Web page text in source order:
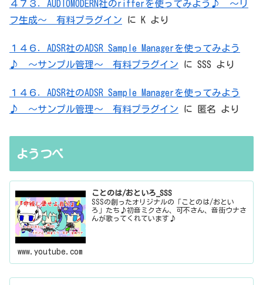
４７３．AUDIOMODERN社のrifferを使ってみよう♪ ～リ
フ生成～ 有料プラグイン に K より
１４６．ADSR社のADSR Sample Managerを使ってみよう
♪ ～サンプル管理～ 有料プラグイン に SSS より
１４６．ADSR社のADSR Sample Managerを使ってみよう
♪ ～サンプル管理～ 有料プラグイン に 匿名 より
ようつべ
ことのは/おといろ_SSS
SSSの創ったオリジナルの「ことのは/おとい
ろ」たち♪初音ミクさん、可不さん、音街ウナさ
んが歌ってくれています♪
www.youtube.com